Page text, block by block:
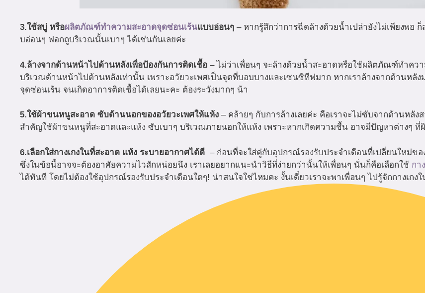
3.ใช้สบู่ หรือผลิตภัณฑ์ทำความสะอาดจุดซ่อนเร้นแบบอ่อนๆ – หากรู้สึกว่าการฉีดล้างด้วยน้ำเปล่ายังไม่เพียงพ
บอ่อนๆ ฟอกถูบริเวณนั้นเบาๆ ได้เช่นกันเลยค่ะ
4.ล้างจากด้านหน้าไปด้านหลังเพื่อป้องกันการติดเชื้อ – ไม่ว่าเพื่อนๆ จะล้างด้วยน้ำสะอาดหรือใช้ผลิตภัณฑ์ทำคว
บริเวณด้านหน้าไปด้านหลังเท่านั้น เพราะอวัยวะเพศเป็นจุดที่บอบบางและเซนซิทีฟมาก หากเราล้างจากด้านหลั
จุดซ่อนเร้น จนเกิดอาการติดเชื้อได้เลยนะคะ ต้องระวังมากๆ น้า
5.ใช้ผ้าขนหนูสะอาด ซับด้านนอกของอวัยวะเพศให้แห้ง – คล้ายๆ กับการล้างเลยค่ะ คือเราจะไม่ซับจากด้านหลั
สำคัญใช้ผ้าขนหนูที่สะอาดและแห้ง ซับเบาๆ บริเวณภายนอกให้แห้ง เพราะหากเกิดความชื้น อาจมีปัญหาต่างๆ ที่
6.เลือกใส่กางเกงในที่สะอาด แห้ง ระบายอากาศได้ดี – ก่อนที่จะใส่คู่กับอุปกรณ์รองรับประจำเดือนที่เปลี่ยนใหม่ข
ซึ่งในข้อนี้อาจจะต้องอาศัยความไวสักหน่อยนึง เราเลยอยากแนะนำวิธีที่ง่ายกว่านั้นให้เพื่อนๆ นั่นก็คือเลือกใช้ กา
ได้ทันที โดยไม่ต้องใช้อุปกรณ์รองรับประจำเดือนใดๆ! น่าสนใจใช่ไหมคะ งั้นเดี๋ยวเราจะพาเพื่อนๆ ไปรู้จักกางเก